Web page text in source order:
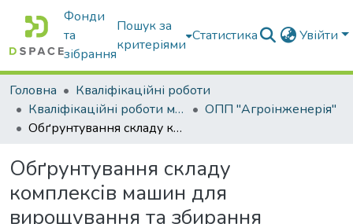
Фонди
та
зібрання
Пошук за
критеріями
Статистика Увійти
Головна
Кваліфікаційні роботи
Кваліфікаційні роботи магістрів
ОПП "Агроінженерія"
Обґрунтування складу комплексів машин для вирощування та збирання озимого ріпаку у ТЗоВ Агросвіт-Волинь Володимир-Волинського району Волинської області
Обґрунтування складу
комплексів машин для
вирощування та збирання